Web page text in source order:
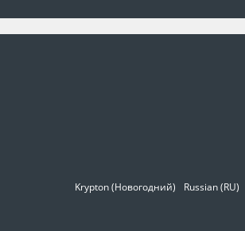
Krypton (Новогодний) Russian (RU)